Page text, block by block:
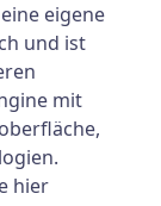
eigene
und ist
mit
hier